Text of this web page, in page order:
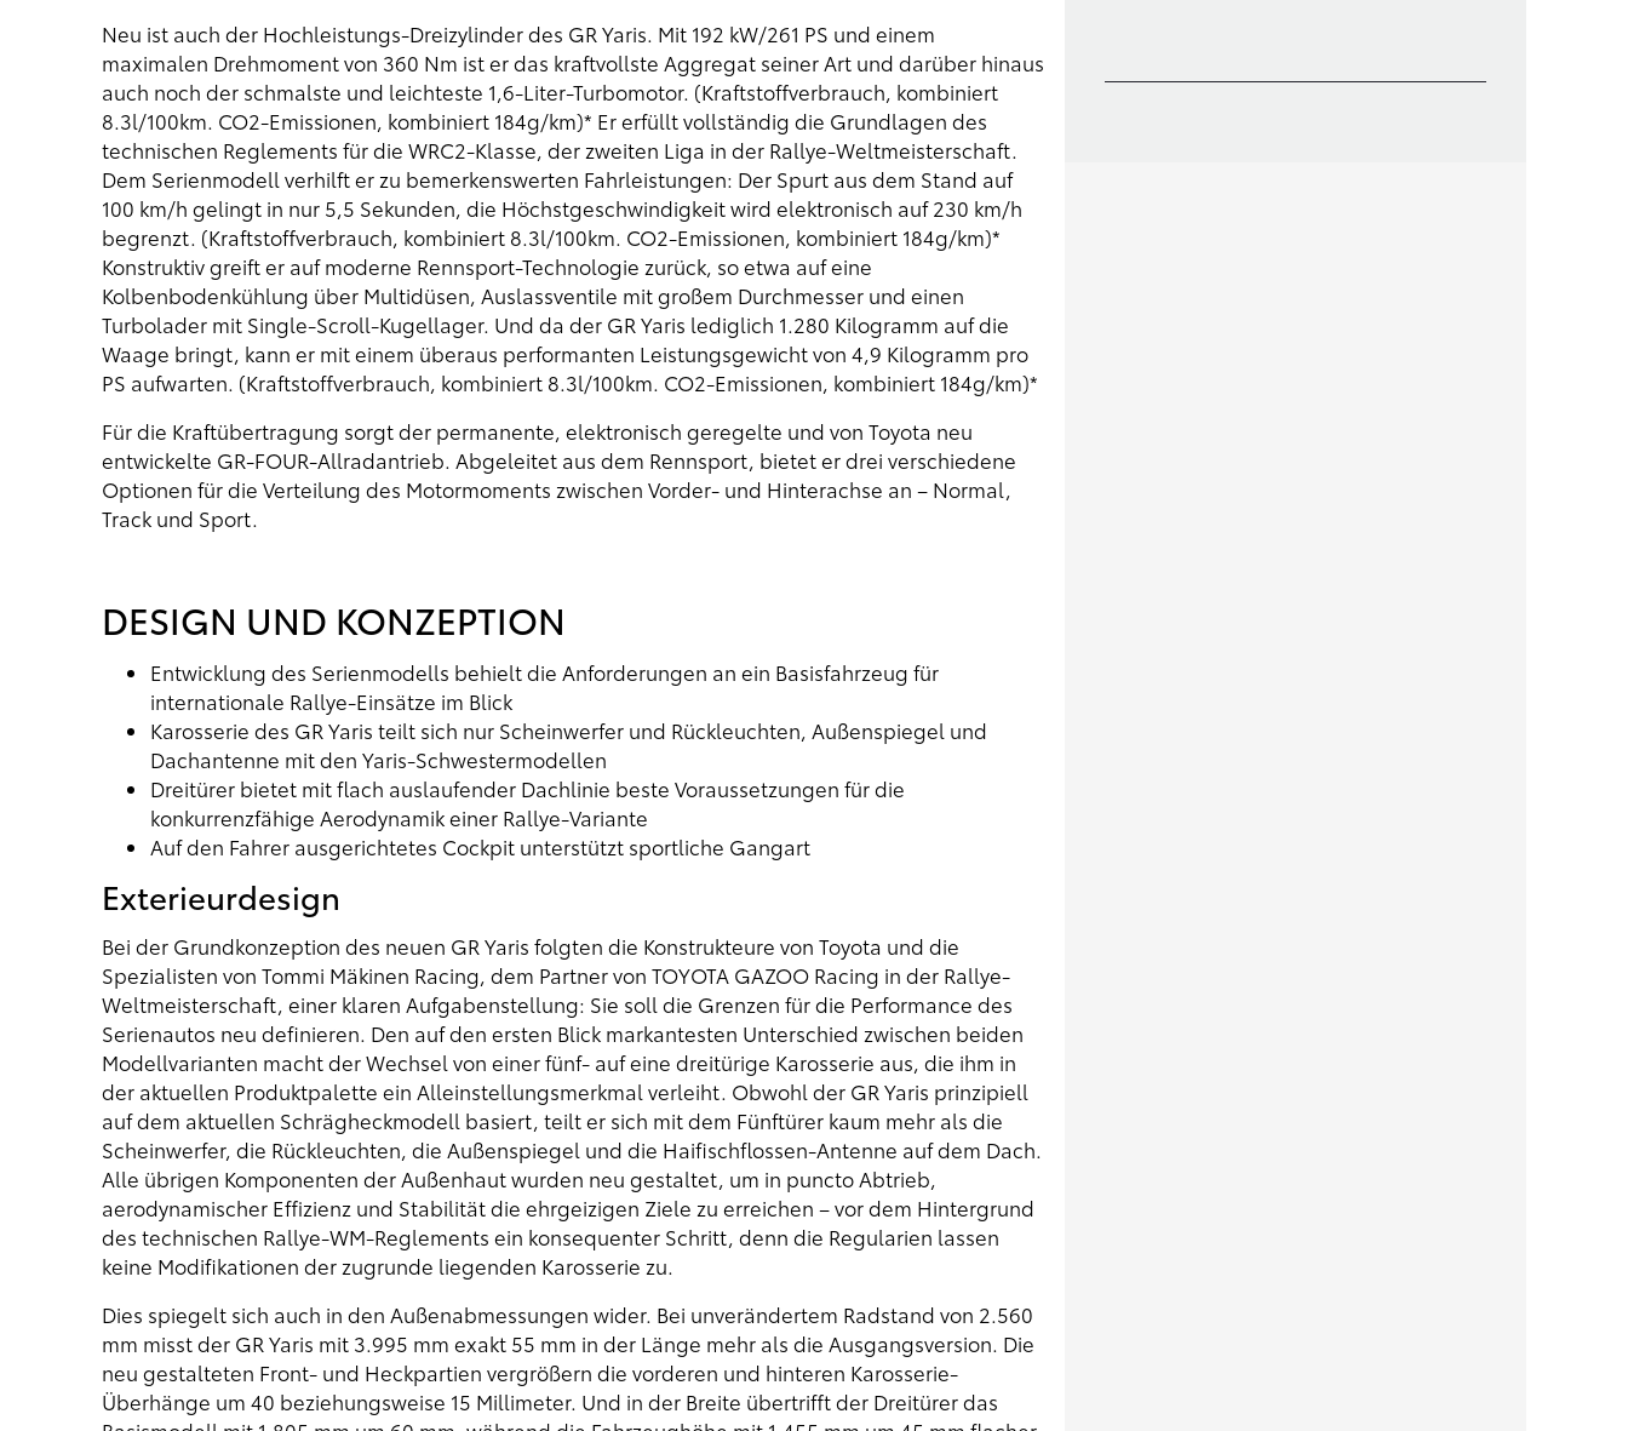
Neu ist auch der Hochleistungs-Dreizylinder des GR Yaris. Mit 192 kW/261 PS und einem
maximalen Drehmoment von 360 Nm ist er das kraftvollste Aggregat seiner Art und darüber hinaus
auch noch der schmalste und leichteste 1,6-Liter-Turbomotor. (Kraftstoffverbrauch, kombiniert
8.3l/100km. CO2-Emissionen, kombiniert 184g/km)* Er erfüllt vollständig die Grundlagen des
technischen Reglements für die WRC2-Klasse, der zweiten Liga in der Rallye-Weltmeisterschaft.
Dem Serienmodell verhilft er zu bemerkenswerten Fahrleistungen: Der Spurt aus dem Stand auf
100 km/h gelingt in nur 5,5 Sekunden, die Höchstgeschwindigkeit wird elektronisch auf 230 km/h
begrenzt. (Kraftstoffverbrauch, kombiniert 8.3l/100km. CO2-Emissionen, kombiniert 184g/km)*
Konstruktiv greift er auf moderne Rennsport-Technologie zurück, so etwa auf eine
Kolbenbodenkühlung über Multidüsen, Auslassventile mit großem Durchmesser und einen
Turbolader mit Single-Scroll-Kugellager. Und da der GR Yaris lediglich 1.280 Kilogramm auf die
Waage bringt, kann er mit einem überaus performanten Leistungsgewicht von 4,9 Kilogramm pro
PS aufwarten. (Kraftstoffverbrauch, kombiniert 8.3l/100km. CO2-Emissionen, kombiniert 184g/km)*
Für die Kraftübertragung sorgt der permanente, elektronisch geregelte und von Toyota neu
entwickelte GR-FOUR-Allradantrieb. Abgeleitet aus dem Rennsport, bietet er drei verschiedene
Optionen für die Verteilung des Motormoments zwischen Vorder- und Hinterachse an – Normal,
Track und Sport.
DESIGN UND KONZEPTION
Entwicklung des Serienmodells behielt die Anforderungen an ein Basisfahrzeug für
internationale Rallye-Einsätze im Blick
Karosserie des GR Yaris teilt sich nur Scheinwerfer und Rückleuchten, Außenspiegel und
Dachantenne mit den Yaris-Schwestermodellen
Dreitürer bietet mit flach auslaufender Dachlinie beste Voraussetzungen für die
konkurrenzfähige Aerodynamik einer Rallye-Variante
Auf den Fahrer ausgerichtetes Cockpit unterstützt sportliche Gangart
Exterieurdesign
Bei der Grundkonzeption des neuen GR Yaris folgten die Konstrukteure von Toyota und die
Spezialisten von Tommi Mäkinen Racing, dem Partner von TOYOTA GAZOO Racing in der Rallye-
Weltmeisterschaft, einer klaren Aufgabenstellung: Sie soll die Grenzen für die Performance des
Serienautos neu definieren. Den auf den ersten Blick markantesten Unterschied zwischen beiden
Modellvarianten macht der Wechsel von einer fünf- auf eine dreitürige Karosserie aus, die ihm in
der aktuellen Produktpalette ein Alleinstellungsmerkmal verleiht. Obwohl der GR Yaris prinzipiell
auf dem aktuellen Schrägheckmodell basiert, teilt er sich mit dem Fünftürer kaum mehr als die
Scheinwerfer, die Rückleuchten, die Außenspiegel und die Haifischflossen-Antenne auf dem Dach.
Alle übrigen Komponenten der Außenhaut wurden neu gestaltet, um in puncto Abtrieb,
aerodynamischer Effizienz und Stabilität die ehrgeizigen Ziele zu erreichen – vor dem Hintergrund
des technischen Rallye-WM-Reglements ein konsequenter Schritt, denn die Regularien lassen
keine Modifikationen der zugrunde liegenden Karosserie zu.
Dies spiegelt sich auch in den Außenabmessungen wider. Bei unverändertem Radstand von 2.560
mm misst der GR Yaris mit 3.995 mm exakt 55 mm in der Länge mehr als die Ausgangsversion. Die
neu gestalteten Front- und Heckpartien vergrößern die vorderen und hinteren Karosserie-
Überhänge um 40 beziehungsweise 15 Millimeter. Und in der Breite übertrifft der Dreitürer das